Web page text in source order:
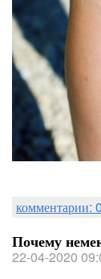
комментарии: 0
Почему
22-04-2020